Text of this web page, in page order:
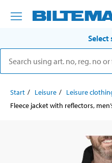
Select
Start Leisure Leisure
Fleece jacket with reflectors,